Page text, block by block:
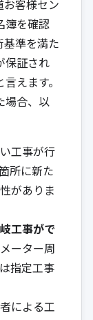
客様セン
簿を確認
基準を満た
保証され
えます。
場合、以
工事が行
所に新た
がありま
工事がで
ーター周
指定工事
による工